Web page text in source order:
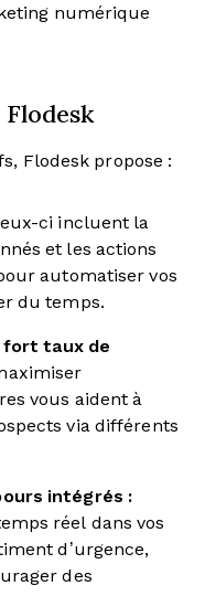
numérique
Flodesk propose :
ci incluent la
et les actions
automatiser vos
du temps.
fort taux de
vous aident à
via différents
intégrés :
réel dans vos
d’urgence,
des